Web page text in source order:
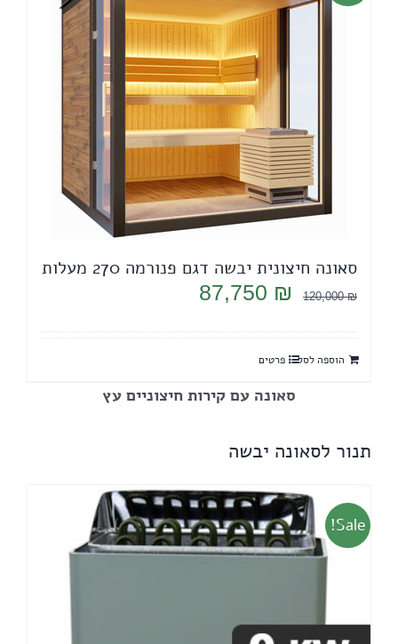
סאונה חיצונית יבשה דגם פנורמה 270 מעלות
120,000₪
המחיר
היה:
120,000 ₪.
87,750 ₪
המחיר
הוא:
הוספה לסל פרטים
סאונה עם קירות חיצוניים עץ
תנור לסאונה יבשה
Sale!